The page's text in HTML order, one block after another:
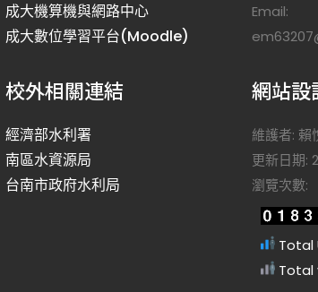
成大機算機與網路中心
成大數位學習平台(Moodle)
校外相關連結
經濟部水利署
南區水資源局
台南市政府水利局
Email:
網站設
維護者: 賴
更新日期:
瀏覽次數:
Total
Total